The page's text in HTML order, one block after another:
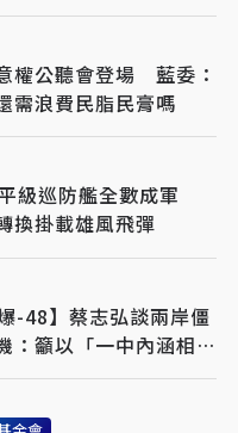
權公聽會登場 藍委：
需浪費民脂民膏嗎
級巡防艦全數成軍
換掛載雄風飛彈
-48】蔡志弘談兩岸僵
：籲以「一中內涵相互